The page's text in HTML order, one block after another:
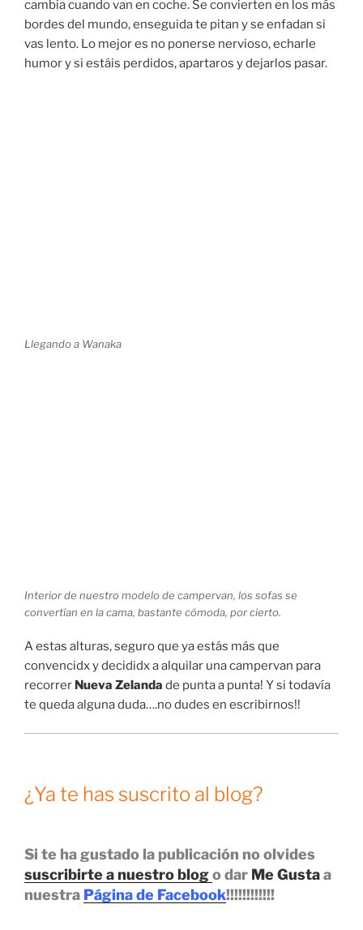
cambia cuando van en coche. Se convierten en los más
bordes del mundo, enseguida te pitan y se enfadan si
vas lento. Lo mejor es no ponerse nervioso, echarle
humor y si estáis perdidos, apartaros y dejarlos pasar.
Llegando a Wanaka
Interior de nuestro modelo de campervan, los sofas se
convertían en la cama, bastante cómoda, por cierto.
A estas alturas, seguro que ya estás más que
convencidx y decididx a alquilar una campervan para
recorrer Nueva Zelanda de punta a punta! Y si todavía
te queda alguna duda….no dudes en escribirnos!!
¿Ya te has suscrito al blog?
Si te ha gustado la publicación no olvides
suscribirte a nuestro blogo dar Me Gustaa
nuestra Página de Facebook!!!!!!!!!!!!